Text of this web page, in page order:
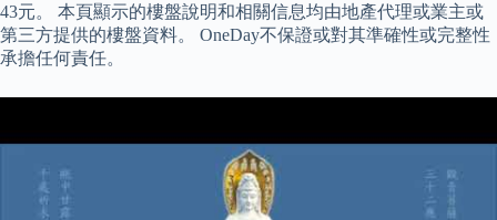
43元。 本頁顯示的樓盤說明和相關信息均由地產代理或業主或
第三方提供的樓盤資料。 OneDay不保證或對其準確性或完整性
承擔任何責任。